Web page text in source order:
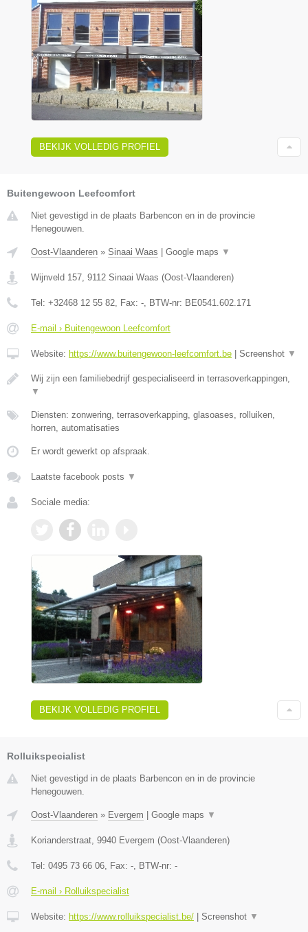
BEKIJK VOLLEDIG PROFIEL
Buitengewoon Leefcomfort
Niet gevestigd in de plaats Barbencon en in de provincie
Henegouwen.
Oost-Vlaanderen » Sinaai Waas Google maps ▼
Wijnveld 157, 9112 Sinaai Waas (Oost-Vlaanderen)
Tel: +32468 12 55 82, Fax: -, BTW-nr: BE0541.602.171
E-mail › Buitengewoon Leefcomfort
Website: https://www.buitengewoon-leefcomfort.be Screenshot ▼
Wij zijn een familiebedrijf gespecialiseerd in terrasoverkappingen,
▼
Diensten: zonwering, terrasoverkapping, glasoases, rolluiken,
horren, automatisaties
Er wordt gewerkt op afspraak.
Laatste facebook posts ▼
Sociale media:
BEKIJK VOLLEDIG PROFIEL
Rolluikspecialist
Niet gevestigd in de plaats Barbencon en in de provincie
Henegouwen.
Oost-Vlaanderen » Evergem Google maps ▼
Korianderstraat 9940 Evergem (Oost-Vlaanderen)
Tel: 0495 73 66 06 , Fax: - , BTW-nr: -
E-mail › Rolluikspecialist
Website: https://www.rolluikspecialist.be/ Screenshot ▼